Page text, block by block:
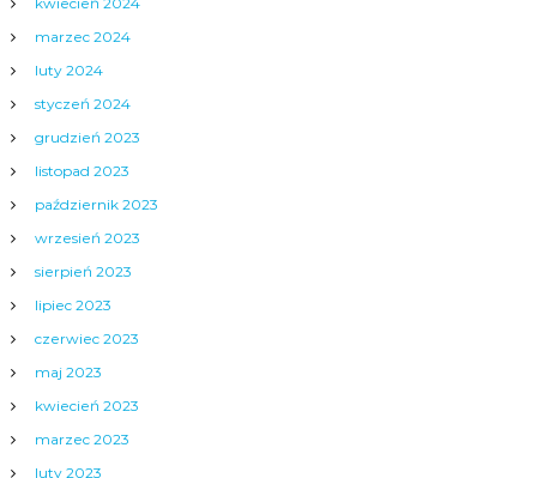
marzec 2024
luty 2024
styczeń 2024
grudzień 2023
listopad 2023
październik 2023
wrzesień 2023
sierpień 2023
lipiec 2023
czerwiec 2023
maj 2023
kwiecień 2023
marzec 2023
luty 2023